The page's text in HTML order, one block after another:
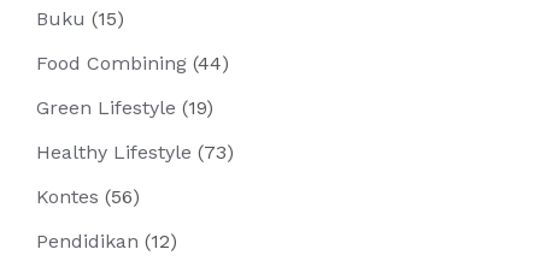
Buku (15)
Food Combining (44)
Green Lifestyle (19)
Healthy Lifestyle (73)
Kontes (56)
Pendidikan (12)